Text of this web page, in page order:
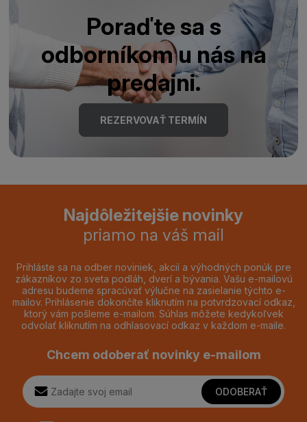
Poraďte sa s
odborníkom u nás na
predajni.
REZERVOVAŤ TERMÍN
Najdôležitejšie novinky
priamo na váš mail
Prihláste sa na odber noviniek, akcií a výhodných ponúk pre
zákazníkov zo sveta podláh, dverí a bývania. Vašu e-mailovú
adresu budeme spracúvať výlučne na zasielanie týchto e-
mailov. Prihlásenie dokončíte kliknutím na potvrdzovací odkaz,
ktorý vám pošleme e-mailom. Súhlas môžete kedykoľvek
odvolať kliknutím na odhlasovací odkaz v každom e-maile.
Chcem odoberať novinky e-mailom
ODOBERAŤ